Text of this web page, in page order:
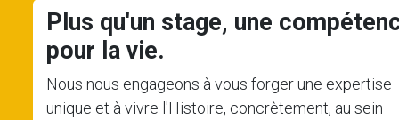
Plus qu'un stage, une
pour la vie.
Nous nous engageons à vous forger une expertise
unique et à vivre l'Histoire, concrètement, au sein